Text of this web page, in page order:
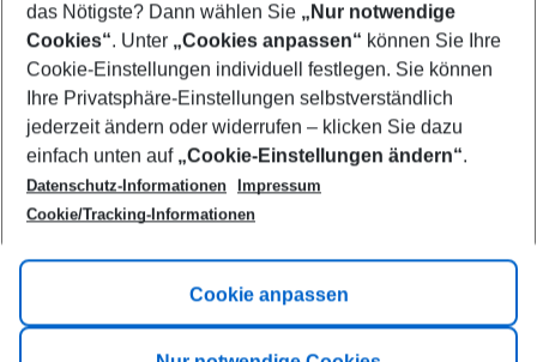
Footer
Footer navigation
Title A
Link A
das Nötigste? Dann wählen Sie „Nur notwendige
Cookies“. Unter „Cookies anpassen“ können Sie Ihre
Cookie-Einstellungen individuell festlegen. Sie können
Ihre Privatsphäre-Einstellungen selbstverständlich
jederzeit ändern oder widerrufen – klicken Sie dazu
einfach unten auf „Cookie-Einstellungen ändern“.
Datenschutz-Informationen
Impressum
Cookie/Tracking-Informationen
Cookie anpassen